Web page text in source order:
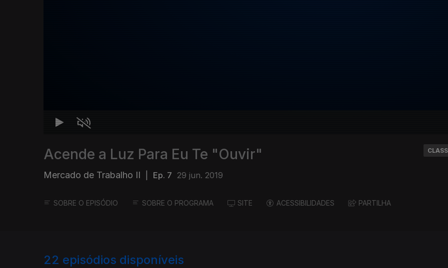
Acende a Luz Para Eu Te "Ouvir"
Mercado de Trabalho II Ep. 7 29 jun. 2019
SOBRE O EPISÓDIO SOBRE O PROGRAMA SITE ACESSIBILIDADES PARTILHA
22 episódios disponíveis